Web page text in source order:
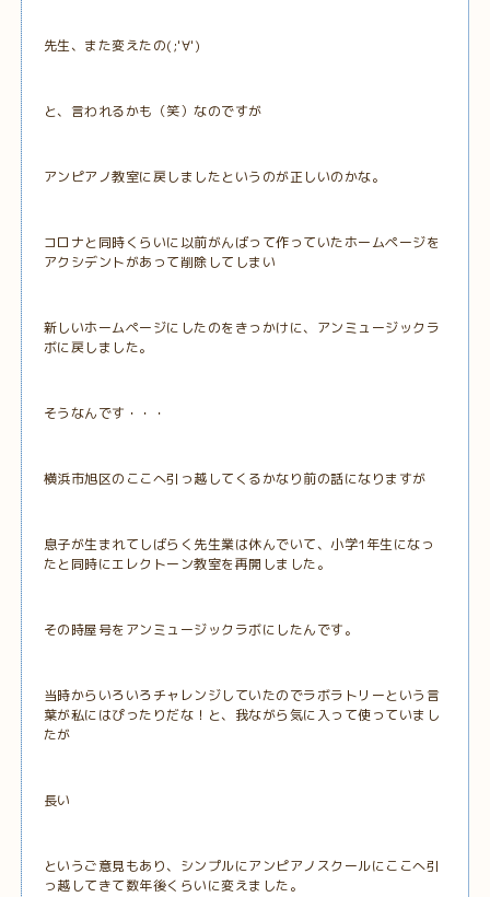
先生、また変えたの(;'∀')
と、言われるかも（笑）なのですが
アンピアノ教室に戻しましたというのが正しいのかな。
コロナと同時くらいに以前がんばって作っていたホームページを
アクシデントがあって削除してしまい
新しいホームページにしたのをきっかけに、アンミュージックラ
ボに戻しました。
そうなんです・・・
横浜市旭区のここへ引っ越してくるかなり前の話になりますが
息子が生まれてしばらく先生業は休んでいて、小学1年生になっ
たと同時にエレクトーン教室を再開しました。
その時屋号をアンミュージックラボにしたんです。
当時からいろいろチャレンジしていたのでラボラトリーという言
葉が私にはぴったりだな！と、我ながら気に入って使っていまし
たが
長い
というご意見もあり、シンプルにアンピアノスクールにここへ引
っ越してきて数年後くらいに変えました。